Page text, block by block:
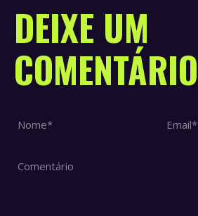
DEIXE UM
COMENTÁRIO
Comentário
Nome * Email *